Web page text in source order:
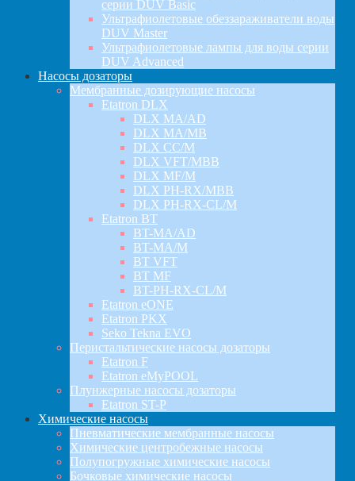
серии DUV Basic
Ультрафиолетовые обеззараживатели воды
DUV Master
Ультрафиолетовые лампы для воды серии
DUV Advanced
Насосы дозаторы
Мембранные дозирующие насосы
Etatron DLX
DLX MA/AD
DLX MA/MB
DLX CC/M
DLX VFT/MBB
DLX MF/M
DLX PH-RX/MBB
DLX PH-RX-CL/M
Etatron BT
BT-MA/AD
BT-MA/M
BT VFT
BT MF
BT-PH-RX-CL/M
Etatron eONE
Etatron PKX
Seko Tekna EVO
Перистальтические насосы дозаторы
Etatron F
Etatron eMyPOOL
Плунжерные насосы дозаторы
Etatron ST-P
Химические насосы
Пневматические мембранные насосы
Химические центробежные насосы
Полупогружные химические насосы
Бочковые химические насосы